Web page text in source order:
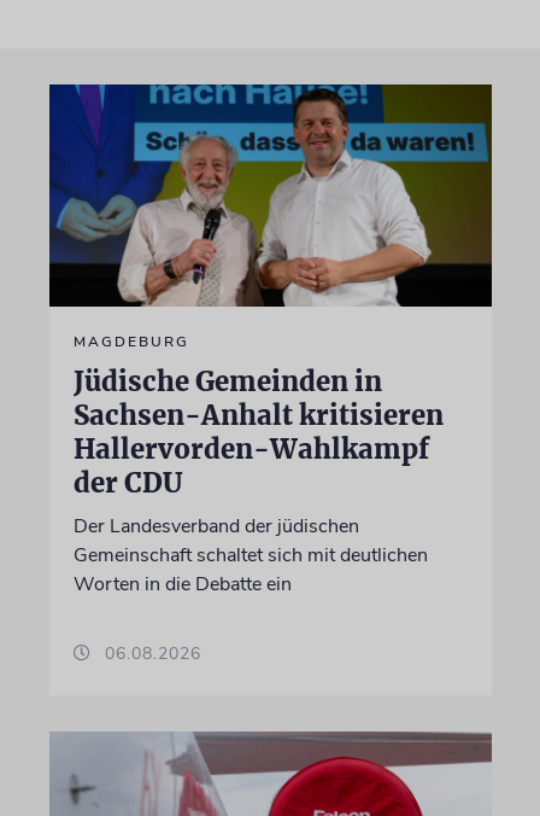
MAGDEBURG
Jüdische Gemeinden in
Sachsen-Anhalt kritisieren
Hallervorden-Wahlkampf
der CDU
Der Landesverband der jüdischen
Gemeinschaft schaltet sich mit deutlichen
Worten in die Debatte ein
06.08.2026